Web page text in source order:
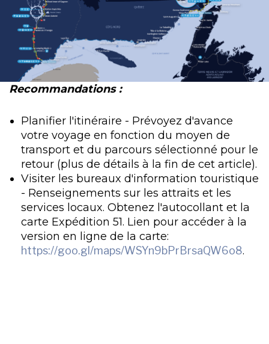
Recommandations :
Planifier l'itinéraire - Prévoyez d'avance
votre voyage en fonction du moyen de
transport et du parcours sélectionné pour le
retour (plus de détails à la fin de cet article).
Visiter les bureaux d'information touristique
- Renseignements sur les attraits et les
services locaux. Obtenez l'autocollant et la
carte Expédition 51. Lien pour accéder à la
version en ligne de la carte:
https://goo.gl/maps/WSYn9bPrBrsaQW6o8.